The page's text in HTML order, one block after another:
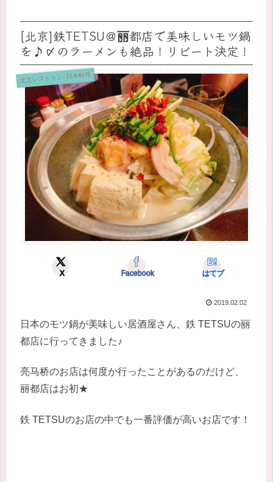
[北京]鉄TETSU＠丽都店で美味しいモツ鍋
を♪〆のラーメンも絶品！リピート決定！
北京レストラン: 日本料理
X Facebook はてブ
2019.02.02
日本のモツ鍋が美味しい居酒屋さん、鉄 TETSUの丽
都店に行ってきました♪
亮马桥のお店は何度か行ったことがあるのだけど、
丽都店はお初★
鉄 TETSUのお店の中でも一番評価が高いお店です！